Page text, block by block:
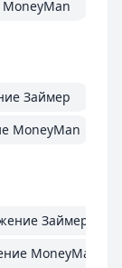
Займер
MoneyMan
Займер
MoneyMan